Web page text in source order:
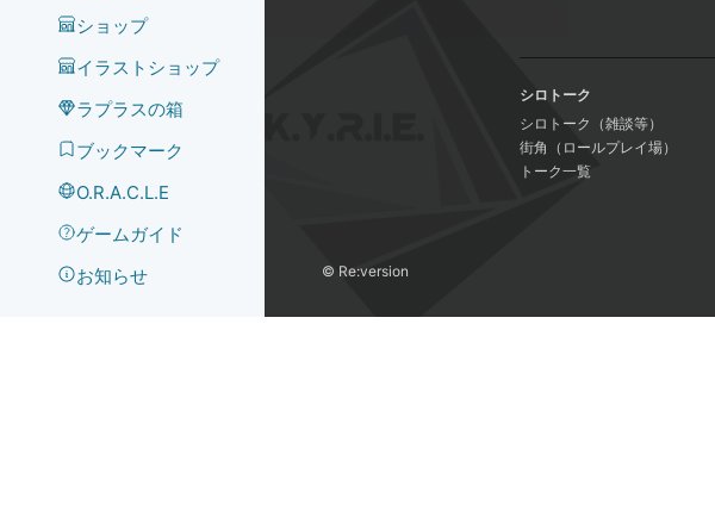
ショップ
イラストショップ
ラプラスの箱
ブックマーク
O.R.A.C.L.E
ゲームガイド
お知らせ
©️ Re:version
シロトーク
シロトーク（雑談等）
街角（ロールプレイ場）
トーク一覧